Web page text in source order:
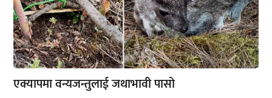
एक्यापमा वन्यजन्तुलाई जथाभावी पासो